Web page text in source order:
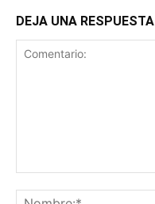
DEJA UNA RESPUESTA